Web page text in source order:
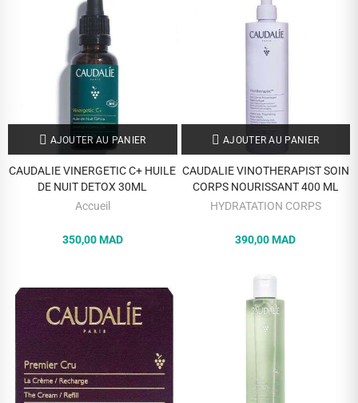
AJOUTER AU PANIER
CAUDALIE VINERGETIC C+ HUILE
DE NUIT DETOX 30ML
Accueil
350,00 MAD
AJOUTER AU PANIER
CAUDALIE VINOTHERAPIST SOIN
CORPS NOURISSANT 400 ML
HYDRATATION CORPS
390,00 MAD